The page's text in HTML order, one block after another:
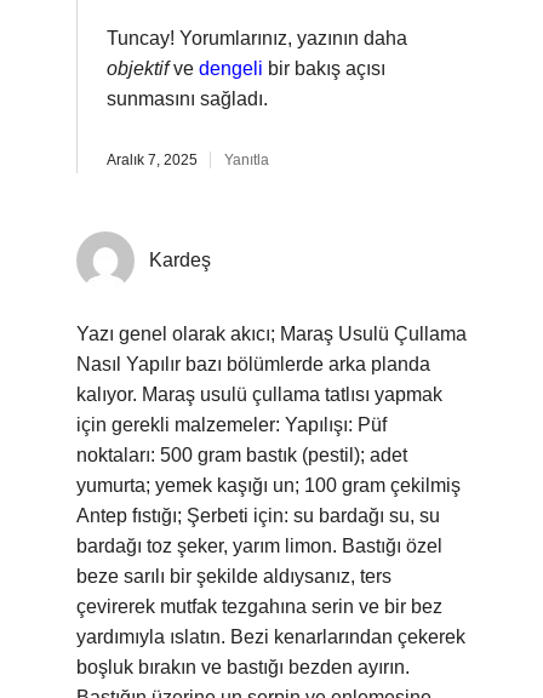
Tuncay! Yorumlarınız, yazının daha
objektifve dengeli bir bakış açısı
sunmasını sağladı.
Aralık 7, 2025 Yanıtla
Kardeş
Yazı genel olarak akıcı; Maraş Usulü Çullama
Nasıl Yapılır bazı bölümlerde arka planda
kalıyor. Maraş usulü çullama tatlısı yapmak
için gerekli malzemeler: Yapılışı: Püf
noktaları: 500 gram bastık (pestil); adet
yumurta; yemek kaşığı un; 100 gram çekilmiş
Antep fıstığı; Şerbeti için: su bardağı su, su
bardağı toz şeker, yarım limon. Bastığı özel
beze sarılı bir şekilde aldıysanız, ters
çevirerek mutfak tezgahına serin ve bir bez
yardımıyla ıslatın. Bezi kenarlarından çekerek
boşluk bırakın ve bastığı bezden ayırın.